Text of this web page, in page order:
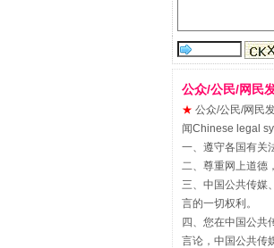
揭
公众/公民/网民
★ 公众/公民/网民
闻Chinese legal
一、遵守各国有关
二、尊重网上道德
三、中国公共传媒
言的一切权利。
四、您在中国公
言论，中国公共传